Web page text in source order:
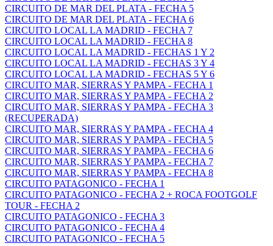
CIRCUITO DE MAR DEL PLATA - FECHA 5
CIRCUITO DE MAR DEL PLATA - FECHA 6
CIRCUITO LOCAL LA MADRID - FECHA 7
CIRCUITO LOCAL LA MADRID - FECHA 8
CIRCUITO LOCAL LA MADRID - FECHAS 1 Y 2
CIRCUITO LOCAL LA MADRID - FECHAS 3 Y 4
CIRCUITO LOCAL LA MADRID - FECHAS 5 Y 6
CIRCUITO MAR, SIERRAS Y PAMPA - FECHA 1
CIRCUITO MAR, SIERRAS Y PAMPA - FECHA 2
CIRCUITO MAR, SIERRAS Y PAMPA - FECHA 3
(RECUPERADA)
CIRCUITO MAR, SIERRAS Y PAMPA - FECHA 4
CIRCUITO MAR, SIERRAS Y PAMPA - FECHA 5
CIRCUITO MAR, SIERRAS Y PAMPA - FECHA 6
CIRCUITO MAR, SIERRAS Y PAMPA - FECHA 7
CIRCUITO MAR, SIERRAS Y PAMPA - FECHA 8
CIRCUITO PATAGONICO - FECHA 1
CIRCUITO PATAGONICO - FECHA 2 + ROCA FOOTGOLF
TOUR - FECHA 2
CIRCUITO PATAGONICO - FECHA 3
CIRCUITO PATAGONICO - FECHA 4
CIRCUITO PATAGONICO - FECHA 5